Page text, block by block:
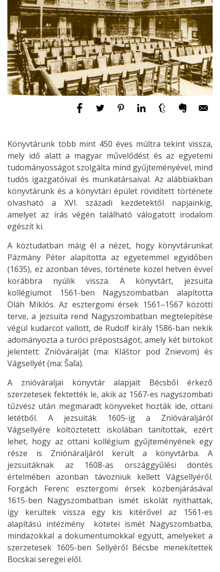
Könyvtárunk több mint 450 éves múltra tekint vissza,
mely idő alatt a magyar művelődést és az egyetemi
tudományosságot szolgálta mind gyűjteményével, mind
tudós igazgatóival és munkatársaival. Az alábbiakban
könyvtárunk és a könyvtári épület rövidített története
olvasható a XVI. századi kezdetektől napjainkig,
amelyet az írás végén található válogatott irodalom
egészít ki.
A köztudatban máig él a nézet, hogy könyvtárunkat
Pázmány Péter alapította az egyetemmel egyidőben
(1635), ez azonban téves, története közel hetven évvel
korábbra nyúlik vissza. A könyvtárt, jezsuita
kollégiumot 1561-ben Nagyszombatban alapította
Oláh Miklós. Az esztergomi érsek 1561–1567 közötti
terve, a jezsuita rend Nagyszombatban megtelepítése
végül kudarcot vallott, de Rudolf király 1586-ban nekik
adományozta a turóci prépostságot, amely két birtokot
jelentett: Znióváralját (ma: Kláštor pod Znievom) és
Vágsellyét (ma: Šaľa).
A znióváraljai könyvtár alapjait Bécsből érkező
szerzetesek fektették le, akik az 1567-es nagyszombati
tűzvész után megmaradt könyveket hozták ide, ottani
letétből. A jezsuiták 1605-ig a Znióváraljáról
Vágsellyére költöztetett iskolában tanítottak, ezért
lehet, hogy az ottani kollégium gyűjteményének egy
része is Zniónáraljáról került a könyvtárba. A
jezsuitáknak az 1608-as országgyűlési döntés
értelmében azonban távozniuk kellett Vágsellyéről.
Forgách Ferenc esztergomi érsek közbenjárásával
1615-ben Nagyszombatban ismét iskolát nyithattak,
így kerültek vissza egy kis kitérővel az 1561-es
alapítású intézmény kötetei ismét Nagyszombatba,
mindazokkal a dokumentumokkal együtt, amelyeket a
szerzetesek 1605-ben Sellyéről Bécsbe menekítettek
Bocskai seregei elől.